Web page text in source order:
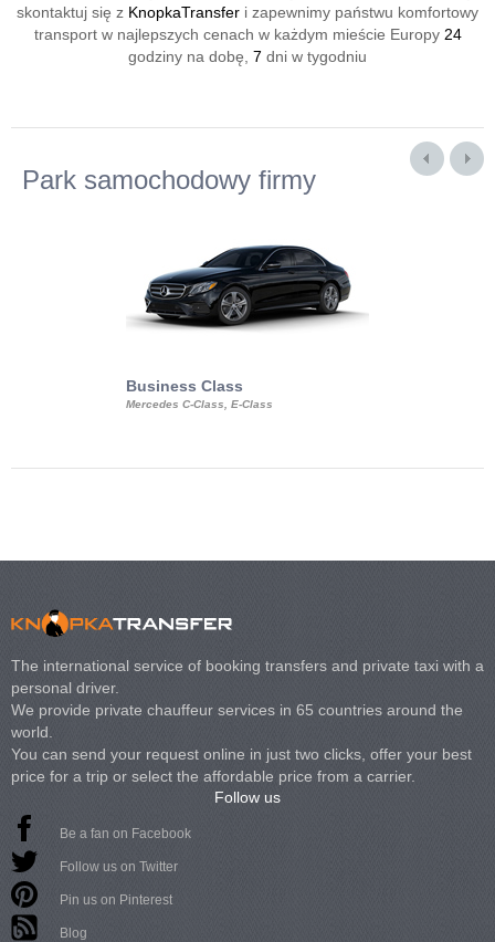
skontaktuj się z KnopkaTransfer i zapewnimy państwu komfortowy
transport w najlepszych cenach w każdym mieście Europy 24
godziny na dobę, 7 dni w tygodniu
Park samochodowy firmy
Business Class
Mercedes C-Class, E-Class
The international service of booking transfers and private taxi with a
personal driver.
We provide private chauffeur services in 65 countries around the
world.
You can send your request online in just two clicks, offer your best
price for a trip or select the affordable price from a carrier.
Follow us
Be a fan on Facebook
Follow us on Twitter
Pin us on Pinterest
Blog